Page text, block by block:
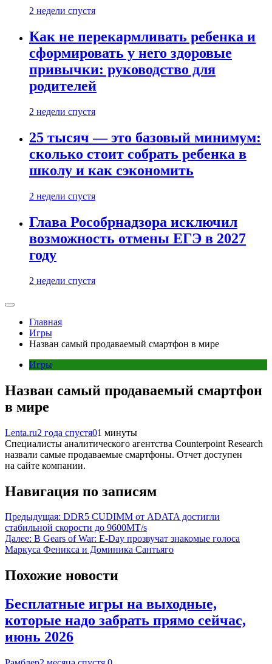
2 недели спустя
Как не перекармливать ребенка и
сформировать у него здоровые
привычки: руководство для
родителей
2 недели спустя
25 тысяч — это базовый минимум:
сколько стоит собрать ребенка в
школу и как сэкономить
2 недели спустя
Глава Рособрнадзора исключил
возможность отмены ЕГЭ в 2027
году
2 недели спустя
Главная
Игры
Назван самый продаваемый смартфон в мире
Игры
Назван самый продаваемый смартфон
в мире
Lenta.ru2 года спустя01 минуты
Специалисты аналитического агентства Counterpoint Research
назвали самые продаваемые смартфоны. Отчет доступен
на сайте компании.
Навигация по записям
Предыдущая: DDR5 CUDIMM от ADATA достигли
стабильной скорости до 9600MT/s
Далее: В Gears of War: E-Day прозвучат знакомые голоса
Маркуса Феникса и Доминика Сантьяго
Похожие новости
Бесплатные игры на выходные,
которые надо забрать прямо сейчас,
июнь 2026